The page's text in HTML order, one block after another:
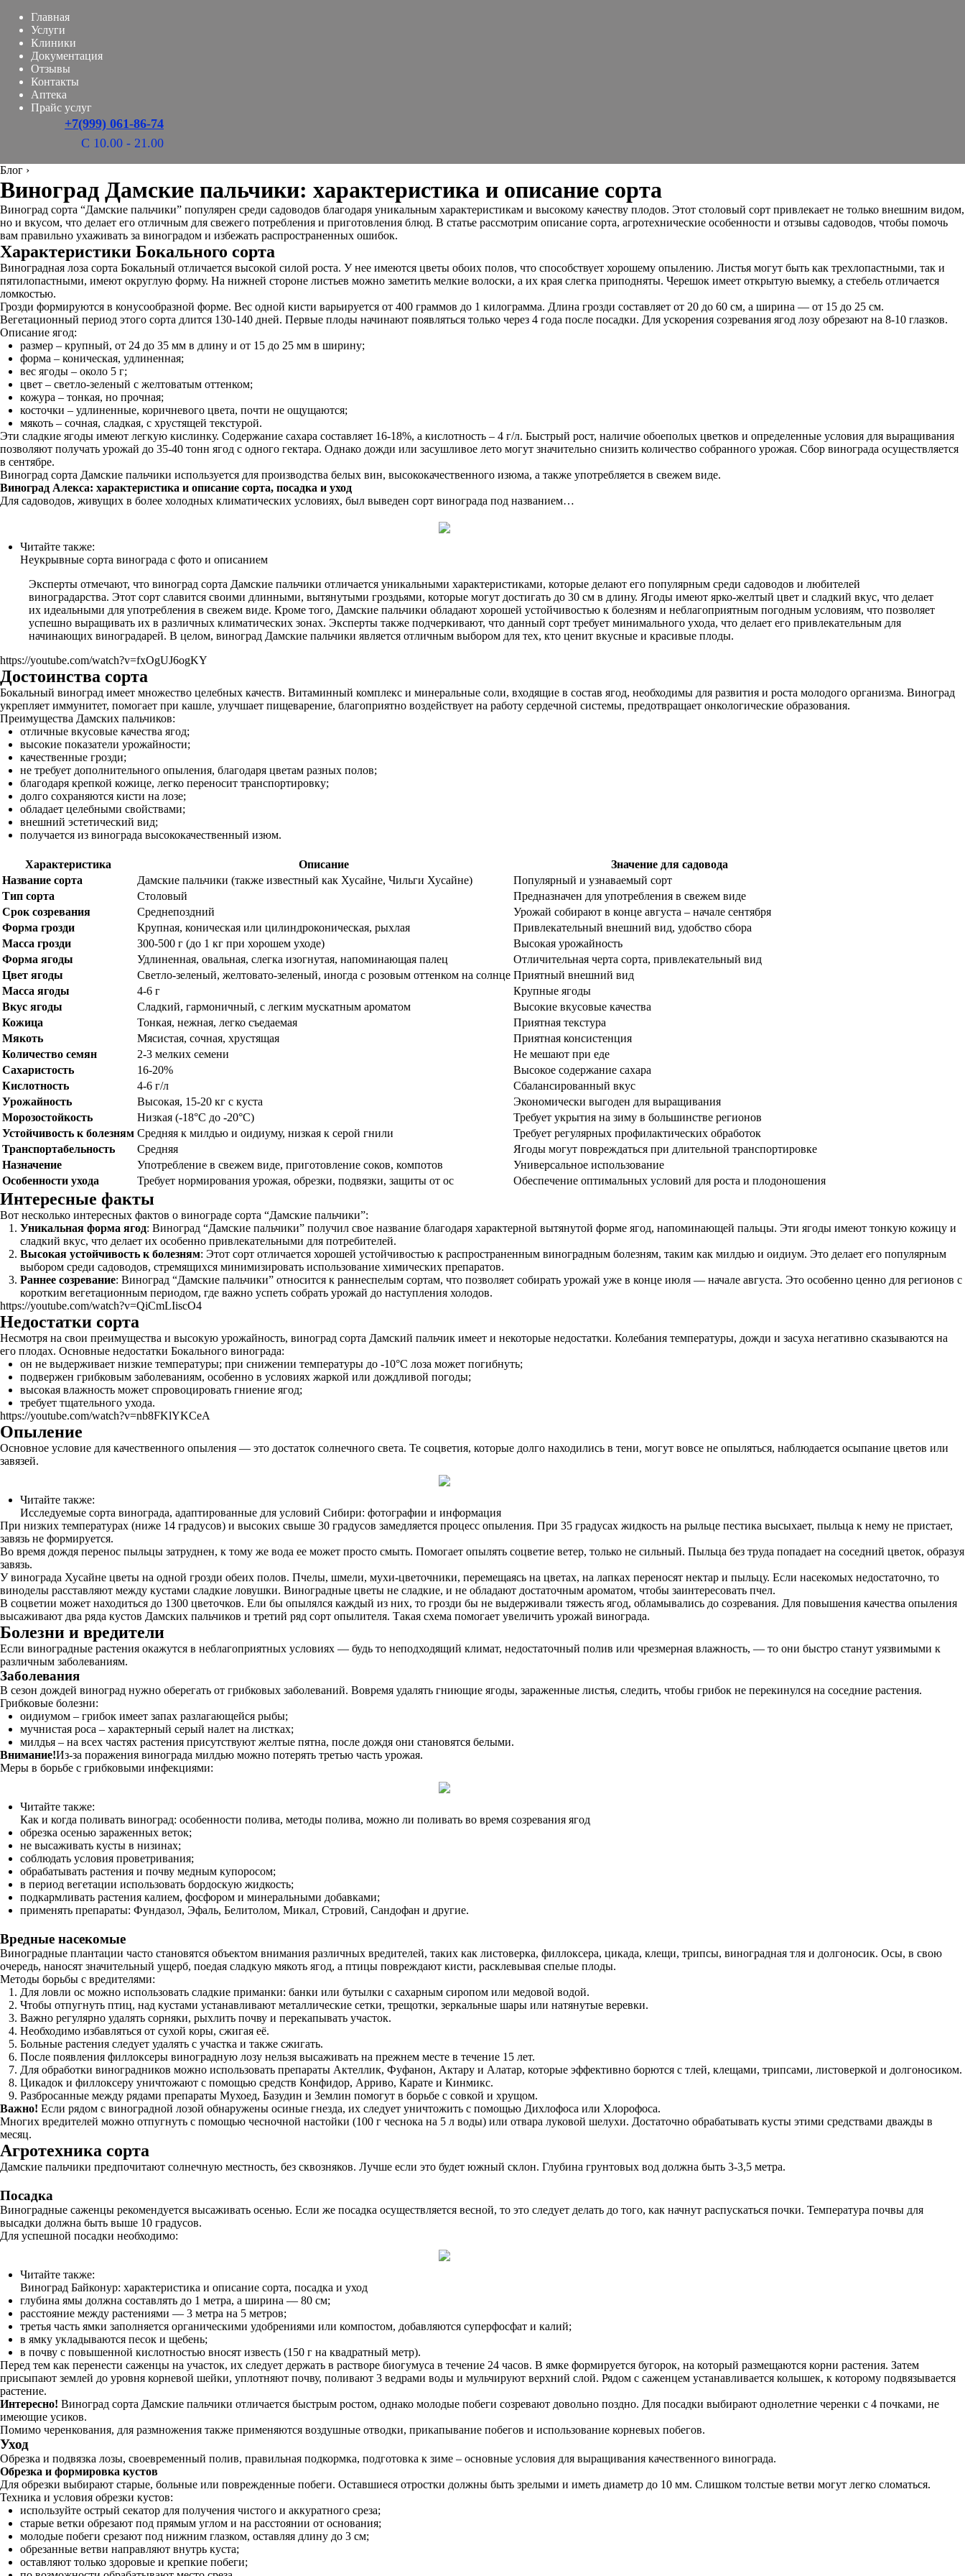
Главная
Услуги
Клиники
Документация
Отзывы
Контакты
Аптека
Прайс услуг
+7(999) 061-86-74
С 10.00 - 21.00
Блог ›
Виноград Дамские пальчики: характеристика и описание сорта
Виноград сорта “Дамские пальчики” популярен среди садоводов благодаря уникальным характеристикам и высокому качеству плодов. Этот столовый сорт привлекает не только внешним видом,
но и вкусом, что делает его отличным для свежего потребления и приготовления блюд. В статье рассмотрим описание сорта, агротехнические особенности и отзывы садоводов, чтобы помочь
вам правильно ухаживать за виноградом и избежать распространенных ошибок.
Характеристики Бокального сорта
Виноградная лоза сорта Бокальный отличается высокой силой роста. У нее имеются цветы обоих полов, что способствует хорошему опылению. Листья могут быть как трехлопастными, так и
пятилопастными, имеют округлую форму. На нижней стороне листьев можно заметить мелкие волоски, а их края слегка приподняты. Черешок имеет открытую выемку, а стебель отличается
ломкостью.
Грозди формируются в конусообразной форме. Вес одной кисти варьируется от 400 граммов до 1 килограмма. Длина грозди составляет от 20 до 60 см, а ширина — от 15 до 25 см.
Вегетационный период этого сорта длится 130-140 дней. Первые плоды начинают появляться только через 4 года после посадки. Для ускорения созревания ягод лозу обрезают на 8-10 глазков.
Описание ягод:
размер – крупный, от 24 до 35 мм в длину и от 15 до 25 мм в ширину;
форма – коническая, удлиненная;
вес ягоды – около 5 г;
цвет – светло-зеленый с желтоватым оттенком;
кожура – тонкая, но прочная;
косточки – удлиненные, коричневого цвета, почти не ощущаются;
мякоть – сочная, сладкая, с хрустящей текстурой.
Эти сладкие ягоды имеют легкую кислинку. Содержание сахара составляет 16-18%, а кислотность – 4 г/л. Быстрый рост, наличие обоеполых цветков и определенные условия для выращивания
позволяют получать урожай до 35-40 тонн ягод с одного гектара. Однако дожди или засушливое лето могут значительно снизить количество собранного урожая. Сбор винограда осуществляется
в сентябре.
Виноград сорта Дамские пальчики используется для производства белых вин, высококачественного изюма, а также употребляется в свежем виде.
Виноград Алекса: характеристика и описание сорта, посадка и уход
Для садоводов, живущих в более холодных климатических условиях, был выведен сорт винограда под названием…
Читайте также:
Неукрывные сорта винограда с фото и описанием
Эксперты отмечают, что виноград сорта Дамские пальчики отличается уникальными характеристиками, которые делают его популярным среди садоводов и любителей
виноградарства. Этот сорт славится своими длинными, вытянутыми гроздьями, которые могут достигать до 30 см в длину. Ягоды имеют ярко-желтый цвет и сладкий вкус, что делает
их идеальными для употребления в свежем виде. Кроме того, Дамские пальчики обладают хорошей устойчивостью к болезням и неблагоприятным погодным условиям, что позволяет
успешно выращивать их в различных климатических зонах. Эксперты также подчеркивают, что данный сорт требует минимального ухода, что делает его привлекательным для
начинающих виноградарей. В целом, виноград Дамские пальчики является отличным выбором для тех, кто ценит вкусные и красивые плоды.
https://youtube.com/watch?v=fxOgUJ6ogKY
Достоинства сорта
Бокальный виноград имеет множество целебных качеств. Витаминный комплекс и минеральные соли, входящие в состав ягод, необходимы для развития и роста молодого организма. Виноград
укрепляет иммунитет, помогает при кашле, улучшает пищеварение, благоприятно воздействует на работу сердечной системы, предотвращает онкологические образования.
Преимущества Дамских пальчиков:
отличные вкусовые качества ягод;
высокие показатели урожайности;
качественные грозди;
не требует дополнительного опыления, благодаря цветам разных полов;
благодаря крепкой кожице, легко переносит транспортировку;
долго сохраняются кисти на лозе;
обладает целебными свойствами;
внешний эстетический вид;
получается из винограда высококачественный изюм.
Характеристика Описание
Значение для садовода
Название сорта
Дамские пальчики (также известный как Хусайне, Чильги Хусайне)
Популярный и узнаваемый сорт
Тип сорта
Столовый
Предназначен для употребления в свежем виде
Срок созревания
Среднепоздний
Урожай собирают в конце августа – начале сентября
Форма грозди
Крупная, коническая или цилиндроконическая, рыхлая
Привлекательный внешний вид, удобство сбора
Масса грозди
300-500 г (до 1 кг при хорошем уходе)
Высокая урожайность
Форма ягоды
Удлиненная, овальная, слегка изогнутая, напоминающая палец
Отличительная черта сорта, привлекательный вид
Цвет ягоды
Светло-зеленый, желтовато-зеленый, иногда с розовым оттенком на солнце Приятный внешний вид
Масса ягоды
4-6 г
Крупные ягоды
Вкус ягоды
Сладкий, гармоничный, с легким мускатным ароматом
Высокие вкусовые качества
Кожица
Тонкая, нежная, легко съедаемая
Приятная текстура
Мякоть
Мясистая, сочная, хрустящая
Приятная консистенция
Количество семян
2-3 мелких семени
Не мешают при еде
Сахаристость
16-20%
Высокое содержание сахара
Кислотность
4-6 г/л
Сбалансированный вкус
Урожайность
Высокая, 15-20 кг с куста
Экономически выгоден для выращивания
Морозостойкость
Низкая (-18°C до -20°C)
Требует укрытия на зиму в большинстве регионов
Устойчивость к болезням Средняя к милдью и оидиуму, низкая к серой гнили
Требует регулярных профилактических обработок
Транспортабельность
Средняя
Ягоды могут повреждаться при длительной транспортировке
Назначение
Употребление в свежем виде, приготовление соков, компотов
Универсальное использование
Особенности ухода
Требует нормирования урожая, обрезки, подвязки, защиты от ос Обеспечение оптимальных условий для роста и плодоношения
Интересные факты
Вот несколько интересных фактов о винограде сорта “Дамские пальчики”:
Уникальная форма ягод: Виноград “Дамские пальчики” получил свое название благодаря характерной вытянутой форме ягод, напоминающей пальцы. Эти ягоды имеют тонкую кожицу и
сладкий вкус, что делает их особенно привлекательными для потребителей.
Высокая устойчивость к болезням: Этот сорт отличается хорошей устойчивостью к распространенным виноградным болезням, таким как милдью и оидиум. Это делает его популярным
выбором среди садоводов, стремящихся минимизировать использование химических препаратов.
Раннее созревание: Виноград “Дамские пальчики” относится к раннеспелым сортам, что позволяет собирать урожай уже в конце июля — начале августа. Это особенно ценно для регионов с
коротким вегетационным периодом, где важно успеть собрать урожай до наступления холодов.
https://youtube.com/watch?v=QiCmLIiscO4
Недостатки сорта
Несмотря на свои преимущества и высокую урожайность, виноград сорта Дамский пальчик имеет и некоторые недостатки. Колебания температуры, дожди и засуха негативно сказываются на
его плодах. Основные недостатки Бокального винограда:
он не выдерживает низкие температуры; при снижении температуры до -10°C лоза может погибнуть;
подвержен грибковым заболеваниям, особенно в условиях жаркой или дождливой погоды;
высокая влажность может спровоцировать гниение ягод;
требует тщательного ухода.
https://youtube.com/watch?v=nb8FKlYKCeA
Опыление
Основное условие для качественного опыления — это достаток солнечного света. Те соцветия, которые долго находились в тени, могут вовсе не опыляться, наблюдается осыпание цветов или
завязей.
Читайте также:
Исследуемые сорта винограда, адаптированные для условий Сибири: фотографии и информация
При низких температурах (ниже 14 градусов) и высоких свыше 30 градусов замедляется процесс опыления. При 35 градусах жидкость на рыльце пестика высыхает, пыльца к нему не пристает,
завязь не формируется.
Во время дождя перенос пыльцы затруднен, к тому же вода ее может просто смыть. Помогает опылять соцветие ветер, только не сильный. Пыльца без труда попадает на соседний цветок, образуя
завязь.
У винограда Хусайне цветы на одной грозди обеих полов. Пчелы, шмели, мухи-цветочники, перемещаясь на цветах, на лапках переносят нектар и пыльцу. Если насекомых недостаточно, то
виноделы расставляют между кустами сладкие ловушки. Виноградные цветы не сладкие, и не обладают достаточным ароматом, чтобы заинтересовать пчел.
В соцветии может находиться до 1300 цветочков. Ели бы опылялся каждый из них, то грозди бы не выдерживали тяжесть ягод, обламывались до созревания. Для повышения качества опыления
высаживают два ряда кустов Дамских пальчиков и третий ряд сорт опылителя. Такая схема помогает увеличить урожай винограда.
Болезни и вредители
Если виноградные растения окажутся в неблагоприятных условиях — будь то неподходящий климат, недостаточный полив или чрезмерная влажность, — то они быстро станут уязвимыми к
различным заболеваниям.
Заболевания
В сезон дождей виноград нужно оберегать от грибковых заболеваний. Вовремя удалять гниющие ягоды, зараженные листья, следить, чтобы грибок не перекинулся на соседние растения.
Грибковые болезни:
оидиумом – грибок имеет запах разлагающейся рыбы;
мучнистая роса – характерный серый налет на листках;
милдья – на всех частях растения присутствуют желтые пятна, после дождя они становятся белыми.
Внимание!Из-за поражения винограда милдью можно потерять третью часть урожая.
Меры в борьбе с грибковыми инфекциями:
Читайте также:
Как и когда поливать виноград: особенности полива, методы полива, можно ли поливать во время созревания ягод
обрезка осенью зараженных веток;
не высаживать кусты в низинах;
соблюдать условия проветривания;
обрабатывать растения и почву медным купоросом;
в период вегетации использовать бордоскую жидкость;
подкармливать растения калием, фосфором и минеральными добавками;
применять препараты: Фундазол, Эфаль, Белитолом, Микал, Стровий, Сандофан и другие.
Вредные насекомые
Виноградные плантации часто становятся объектом внимания различных вредителей, таких как листоверка, филлоксера, цикада, клещи, трипсы, виноградная тля и долгоносик. Осы, в свою
очередь, наносят значительный ущерб, поедая сладкую мякоть ягод, а птицы повреждают кисти, расклевывая спелые плоды.
Методы борьбы с вредителями:
Для ловли ос можно использовать сладкие приманки: банки или бутылки с сахарным сиропом или медовой водой.
Чтобы отпугнуть птиц, над кустами устанавливают металлические сетки, трещотки, зеркальные шары или натянутые веревки.
Важно регулярно удалять сорняки, рыхлить почву и перекапывать участок.
Необходимо избавляться от сухой коры, сжигая её.
Больные растения следует удалять с участка и также сжигать.
После появления филлоксеры виноградную лозу нельзя высаживать на прежнем месте в течение 15 лет.
Для обработки виноградников можно использовать препараты Актеллик, Фуфанон, Актару и Алатар, которые эффективно борются с тлей, клещами, трипсами, листоверкой и долгоносиком.
Цикадок и филлоксеру уничтожают с помощью средств Конфидор, Арриво, Карате и Кинмикс.
Разбросанные между рядами препараты Мухоед, Базудин и Землин помогут в борьбе с совкой и хрущом.
Важно! Если рядом с виноградной лозой обнаружены осиные гнезда, их следует уничтожить с помощью Дихлофоса или Хлорофоса.
Многих вредителей можно отпугнуть с помощью чесночной настойки (100 г чеснока на 5 л воды) или отвара луковой шелухи. Достаточно обрабатывать кусты этими средствами дважды в
месяц.
Агротехника сорта
Дамские пальчики предпочитают солнечную местность, без сквозняков. Лучше если это будет южный склон. Глубина грунтовых вод должна быть 3-3,5 метра.
Посадка
Виноградные саженцы рекомендуется высаживать осенью. Если же посадка осуществляется весной, то это следует делать до того, как начнут распускаться почки. Температура почвы для
высадки должна быть выше 10 градусов.
Для успешной посадки необходимо:
Читайте также:
Виноград Байконур: характеристика и описание сорта, посадка и уход
глубина ямы должна составлять до 1 метра, а ширина — 80 см;
расстояние между растениями — 3 метра на 5 метров;
третья часть ямки заполняется органическими удобрениями или компостом, добавляются суперфосфат и калий;
в ямку укладываются песок и щебень;
в почву с повышенной кислотностью вносят известь (150 г на квадратный метр).
Перед тем как перенести саженцы на участок, их следует держать в растворе биогумуса в течение 24 часов. В ямке формируется бугорок, на который размещаются корни растения. Затем
присыпают землей до уровня корневой шейки, уплотняют почву, поливают 3 ведрами воды и мульчируют верхний слой. Рядом с саженцем устанавливается колышек, к которому подвязывается
растение.
Интересно! Виноград сорта Дамские пальчики отличается быстрым ростом, однако молодые побеги созревают довольно поздно. Для посадки выбирают однолетние черенки с 4 почками, не
имеющие усиков.
Помимо черенкования, для размножения также применяются воздушные отводки, прикапывание побегов и использование корневых побегов.
Уход
Обрезка и подвязка лозы, своевременный полив, правильная подкормка, подготовка к зиме – основные условия для выращивания качественного винограда.
Обрезка и формировка кустов
Для обрезки выбирают старые, больные или поврежденные побеги. Оставшиеся отростки должны быть зрелыми и иметь диаметр до 10 мм. Слишком толстые ветви могут легко сломаться.
Техника и условия обрезки кустов:
используйте острый секатор для получения чистого и аккуратного среза;
старые ветки обрезают под прямым углом и на расстоянии от основания;
молодые побеги срезают под нижним глазком, оставляя длину до 3 см;
обрезанные ветви направляют внутрь куста;
оставляют только здоровые и крепкие побеги;